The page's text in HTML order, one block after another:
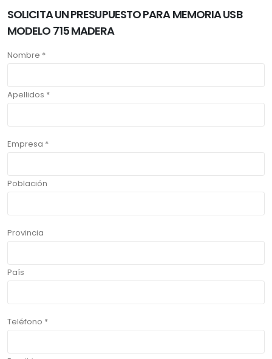
SOLICITA UN PRESUPUESTO PARA MEMORIA USB
MODELO 715 MADERA
Nombre *
Apellidos *
Empresa *
Población
Provincia
País
Teléfono *